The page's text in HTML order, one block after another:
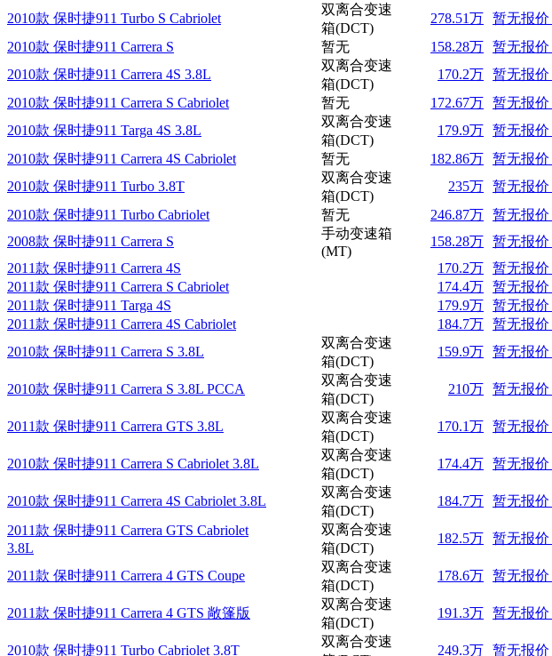
2010款 保时捷911 Turbo S Cabriolet
双离合变速
箱(DCT)
278.51万 暂无报价
2010款 保时捷911 Carrera S
暂无 158.28万 暂无报价
2010款 保时捷911 Carrera 4S 3.8L
双离合变速
箱(DCT)
170.2万 暂无报价
2010款 保时捷911 Carrera S Cabriolet
暂无 172.67万 暂无报价
2010款 保时捷911 Targa 4S 3.8L
双离合变速
箱(DCT)
179.9万 暂无报价
2010款 保时捷911 Carrera 4S Cabriolet
暂无 182.86万 暂无报价
2010款 保时捷911 Turbo 3.8T
双离合变速
箱(DCT)
235万 暂无报价
2010款 保时捷911 Turbo Cabriolet
暂无 246.87万 暂无报价
2008款 保时捷911 Carrera S
手动变速箱
(MT)
158.28万 暂无报价
2011款 保时捷911 Carrera 4S
170.2万 暂无报价
2011款 保时捷911 Carrera S Cabriolet
174.4万 暂无报价
2011款 保时捷911 Targa 4S
179.9万 暂无报价
2011款 保时捷911 Carrera 4S Cabriolet
184.7万 暂无报价
2010款 保时捷911 Carrera S 3.8L
双离合变速
箱(DCT)
159.9万 暂无报价
2010款 保时捷911 Carrera S 3.8L PCCA
双离合变速
箱(DCT)
210万 暂无报价
2011款 保时捷911 Carrera GTS 3.8L
双离合变速
箱(DCT)
170.1万 暂无报价
2010款 保时捷911 Carrera S Cabriolet 3.8L
双离合变速
箱(DCT)
174.4万 暂无报价
2010款 保时捷911 Carrera 4S Cabriolet 3.8L
双离合变速
箱(DCT)
184.7万 暂无报价
2011款 保时捷911 Carrera GTS Cabriolet
3.8L
双离合变速
箱(DCT)
182.5万 暂无报价
2011款 保时捷911 Carrera 4 GTS Coupe
双离合变速
箱(DCT)
178.6万 暂无报价
2011款 保时捷911 Carrera 4 GTS 敞篷版
双离合变速
箱(DCT)
191.3万 暂无报价
2010款 保时捷911 Turbo Cabriolet 3.8T
双离合变速
249.3万 暂无报价